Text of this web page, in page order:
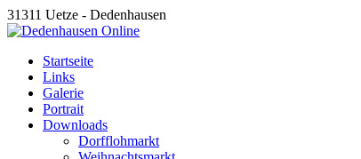
31311 Uetze - Dedenhausen
Startseite
Links
Galerie
Portrait
Downloads
Dorfflohmarkt